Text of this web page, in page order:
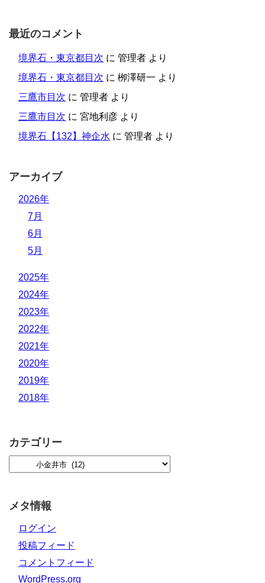
最近のコメント
境界石・東京都目次 に 管理者 より
境界石・東京都目次 に 栁澤研一 より
三鷹市目次 に 管理者 より
三鷹市目次 に 宮地利彦 より
境界石【132】神企水 に 管理者 より
アーカイブ
2026年
7月
6月
5月
2025年
2024年
2023年
2022年
2021年
2020年
2019年
2018年
カテゴリー
メタ情報
ログイン
投稿フィード
コメントフィード
WordPress.org